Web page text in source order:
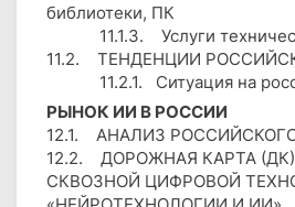
библиотеки, ПК
11.1.3. Услуги
11.2. ТЕНДЕНЦИИ
11.2.1. Ситуация на
РЫНОК ИИ В РОССИИ
12.1. АНАЛИЗ
12.2. ДОРОЖНАЯ КАРТА
СКВОЗНОЙ ЦИФРОВОЙ